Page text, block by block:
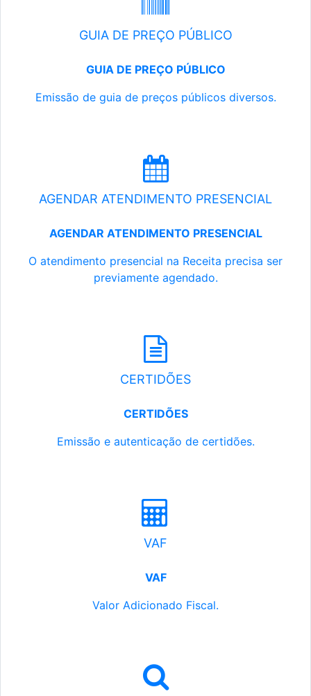
GUIA DE PREÇO PÚBLICO
GUIA DE PREÇO PÚBLICO
Emissão de guia de preços públicos diversos.
AGENDAR ATENDIMENTO PRESENCIAL
AGENDAR ATENDIMENTO PRESENCIAL
O atendimento presencial na Receita precisa ser
previamente agendado.
CERTIDÕES
CERTIDÕES
Emissão e autenticação de certidões.
VAF
VAF
Valor Adicionado Fiscal.